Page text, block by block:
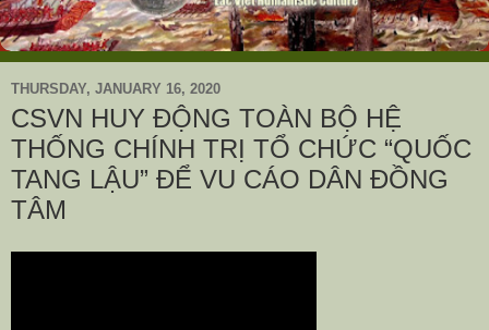
THURSDAY, JANUARY 16, 2020
CSVN HUY ĐỘNG TOÀN BỘ HỆ
THỐNG CHÍNH TRỊ TỔ CHỨC “QUỐC
TANG LẬU” ĐỂ VU CÁO DÂN ĐỒNG
TÂM